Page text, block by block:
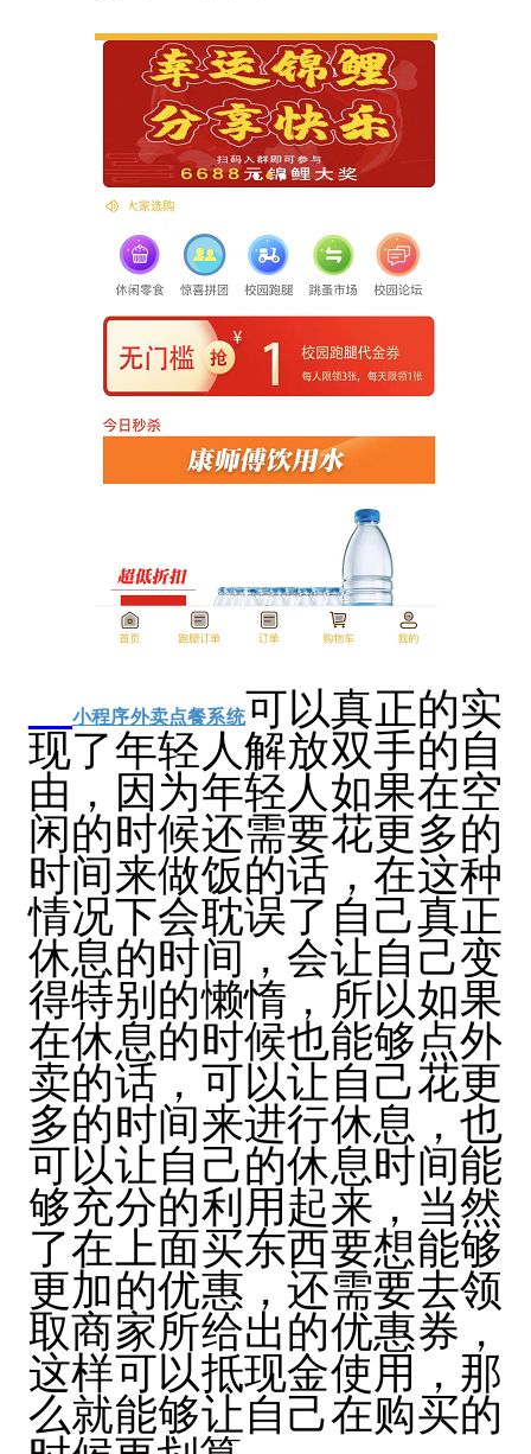
小程序外卖点餐系统可以真正的实
现了年轻人解放双手的自
由，因为年轻人如果在空
闲的时候还需要花更多的
时间来做饭的话，在这种
情况下会耽误了自己真正
休息的时间，会让自己变
得特别的懒惰，所以如果
在休息的时候也能够点外
卖的话，可以让自己花更
多的时间来进行休息，也
可以让自己的休息时间能
够充分的利用起来，当然
了在上面买东西要想能够
更加的优惠，还需要去领
取商家所给出的优惠券，
这样可以抵现金使用，那
么就能够让自己在购买的